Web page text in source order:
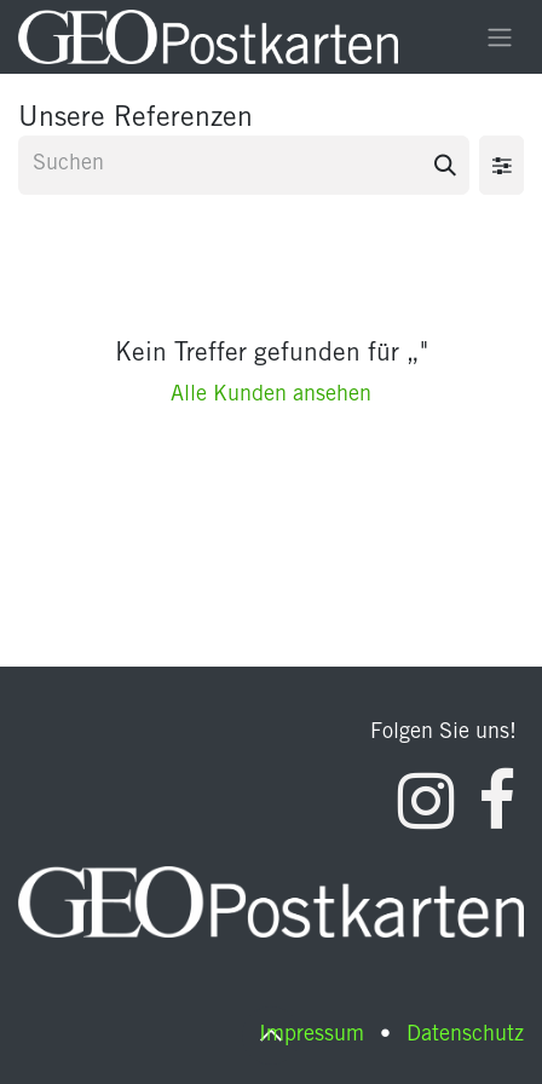
Zum Inhalt springen
Unsere Referenzen
Kein Treffer gefunden für „"
Alle Kunden ansehen
Folgen Sie uns!
Impressum • Datenschutz